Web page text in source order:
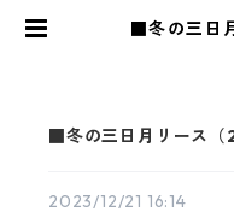
■冬の三日
■冬の三日月リース（
2023/12/21 16:14